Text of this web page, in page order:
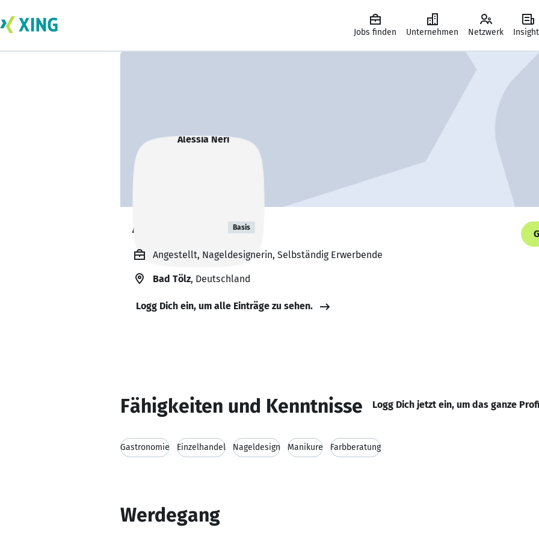
Jobs finden Unternehmen Netzwerk
Alessia Neri Basis
Angestellt, Nageldesignerin, Selbständig Erwerbende
Bad Tölz, Deutschland
Logg Dich ein, um alle Einträge zu sehen.
Fähigkeiten und Kenntnisse Logg Dich jetzt ein, um das ganze
Gastronomie Einzelhandel Nageldesign Manikure Farbberatung
Werdegang